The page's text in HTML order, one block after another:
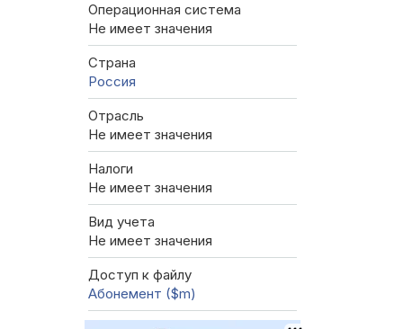
Операционная система
Не имеет значения
Страна
Россия
Отрасль
Не имеет значения
Налоги
Не имеет значения
Вид учета
Не имеет значения
Доступ к файлу
Абонемент ($m)